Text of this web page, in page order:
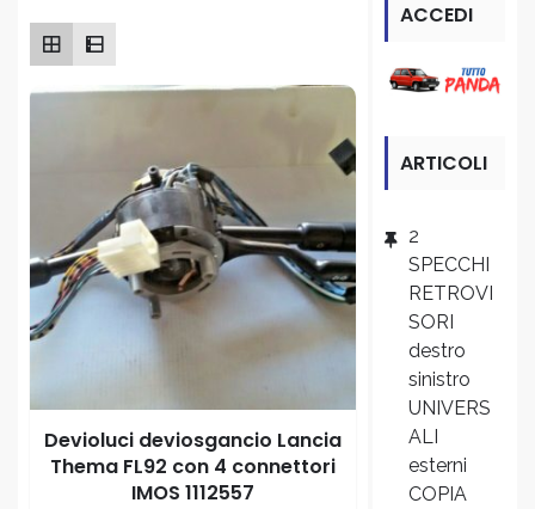
Devioluci deviosgancio Lancia
Thema FL92 con 4 connettori
IMOS 1112557
ACCEDI
ALLA
“PANDA”
ARTICOLI
2
SPECCHI
RETROVI
SORI
destro
sinistro
UNIVERS
ALI
esterni
COPIA